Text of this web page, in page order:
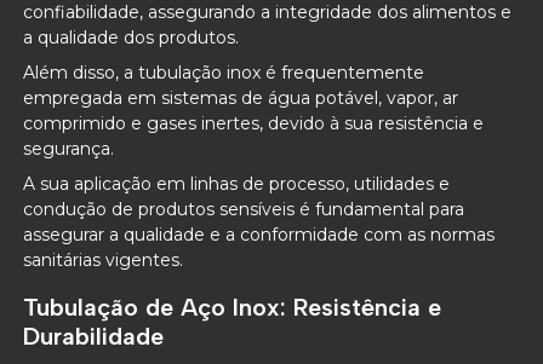
confiabilidade, assegurando a integridade dos alimentos e
a qualidade dos produtos.
Além disso, a tubulação inox é frequentemente
empregada em sistemas de água potável, vapor, ar
comprimido e gases inertes, devido à sua resistência e
segurança.
A sua aplicação em linhas de processo, utilidades e
condução de produtos sensíveis é fundamental para
assegurar a qualidade e a conformidade com as normas
sanitárias vigentes.
Tubulação de Aço Inox: Resistência e
Durabilidade